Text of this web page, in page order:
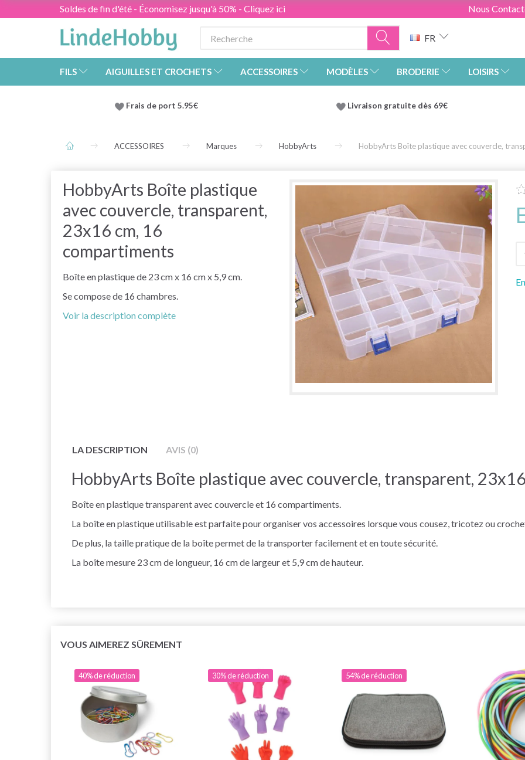
Soldes de fin d'été - Économisez jusqu'à 50% - Cliquez ici Nous
FR
FILS AIGUILLES ET CROCHETS ACCESSOIRES MODÈLES BRODERIE LOISIRS
Frais de port 5.95€ Livraison gratuite dès 69€
ACCESSOIRES Marques HobbyArts HobbyArts Boîte plastique avec couvercle,
HobbyArts Boîte plastique
avec couvercle, transparent,
23x16 cm, 16
compartiments
Boîte en plastique de 23 cm x 16 cm x 5,9 cm.
Se compose de 16 chambres.
Voir la description complète
LA DESCRIPTION AVIS (0)
HobbyArts Boîte plastique avec couvercle, transparent,
Boîte en plastique transparent avec couvercle et 16 compartiments.
La boîte en plastique utilisable est parfaite pour organiser vos accessoires lorsque vous cousez, tricotez ou
De plus, la taille pratique de la boîte permet de la transporter facilement et en toute sécurité.
La boîte mesure 23 cm de longueur, 16 cm de largeur et 5,9 cm de hauteur.
VOUS AIMEREZ SÛREMENT
40% de réduction 30% de réduction 54% de réduction